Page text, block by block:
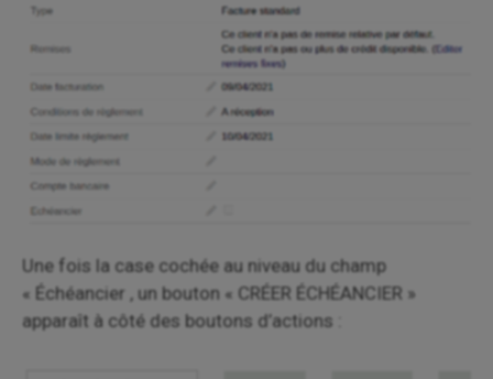
Une fois la case cochée au niveau du champ
« Échéancier , un bouton « CRÉER ÉCHÉANCIER »
apparaît à côté des boutons d’actions :